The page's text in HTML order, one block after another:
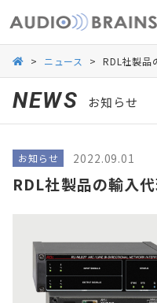
導入事例
> ニュース > RDL社製品
NEWS お知らせ
お知らせ 2022.09.01
RDL社製品の輸入